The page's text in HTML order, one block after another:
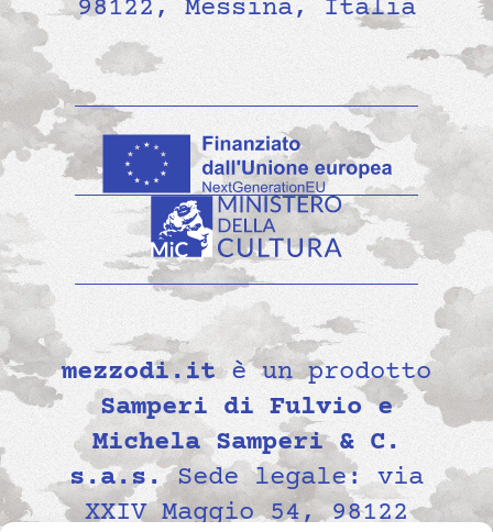
98122, Messina, Italia
mezzodi.itè un prodotto
Samperi di Fulvio e
Michela Samperi & C.
s.a.s.Sede legale: via
XXIV Maggio 54, 98122